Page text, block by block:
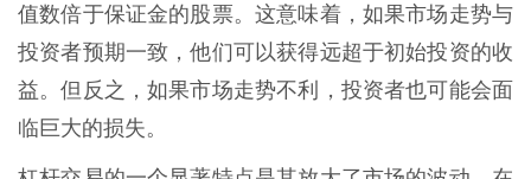
值数倍于保证金的股票。这意味着，如果市场走势与
投资者预期一致，他们可以获得远超于初始投资的收
益。但反之，如果市场走势不利，投资者也可能会面
临巨大的损失。